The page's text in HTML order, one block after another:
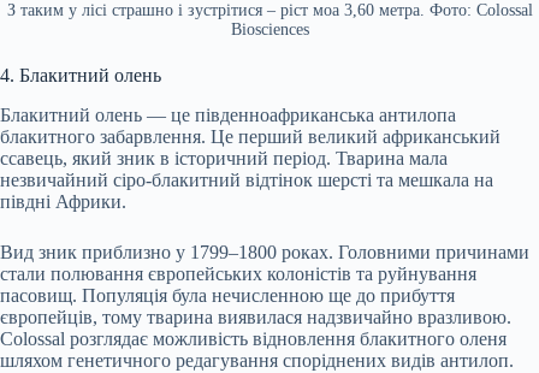
З таким у лісі страшно і зустрітися – ріст моа 3,60 метра. Фото: Colossal
Biosciences
4. Блакитний олень
Блакитний олень — це південноафриканська антилопа
блакитного забарвлення. Це перший великий африканський
ссавець, який зник в історичний період. Тварина мала
незвичайний сіро-блакитний відтінок шерсті та мешкала на
півдні Африки.
Вид зник приблизно у 1799–1800 роках. Головними причинами
стали полювання європейських колоністів та руйнування
пасовищ. Популяція була нечисленною ще до прибуття
європейців, тому тварина виявилася надзвичайно вразливою.
Colossal розглядає можливість відновлення блакитного оленя
шляхом генетичного редагування споріднених видів антилоп.